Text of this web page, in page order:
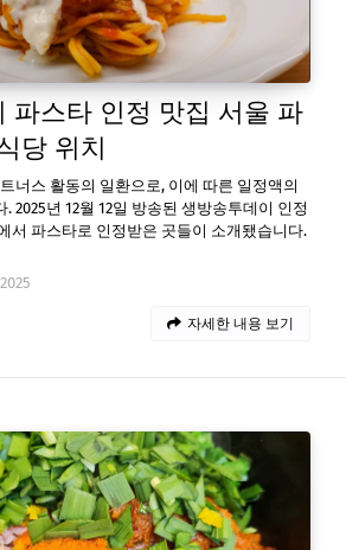
파스타 인정 맛집 서울 파
당 위치
너스 활동의 일환으로, 이에 따른 일정액의
2025년 12월 12일 방송된 생방송투데이 인정
서 파스타로 인정받은 곳들이 소개됐습니다.
자세한 내용 보기